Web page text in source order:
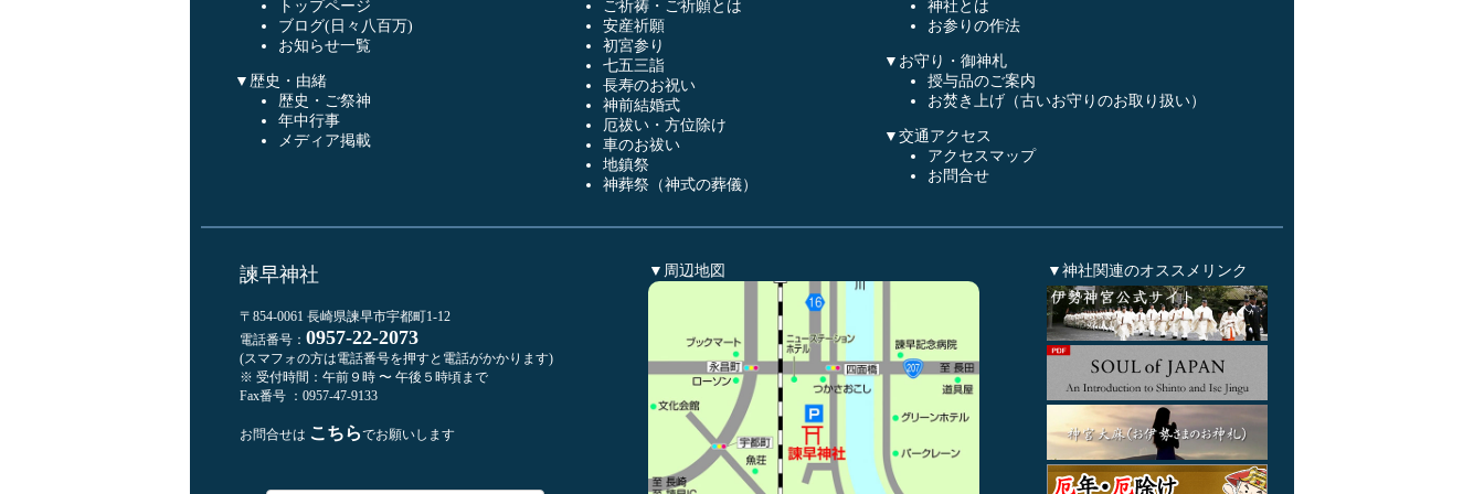
トップページ
ブログ(日々八百万)
お知らせ一覧
▼歴史・由緒
歴史・ご祭神
年中行事
メディア掲載
ご祈祷・ご祈願とは
安産祈願
初宮参り
七五三詣
長寿のお祝い
神前結婚式
厄祓い・方位除け
車のお祓い
地鎮祭
神葬祭（神式の葬儀）
神社とは
お参りの作法
▼お守り・御神札
授与品のご案内
お焚き上げ（古いお守りのお取り扱い）
▼交通アクセス
アクセスマップ
お問合せ
諫早神社
〒854-0061 長崎県諫早市宇都町1-12
電話番号： 0957-22-2073
(スマフォの方は電話番号を押すと電話がかかります)
※ 受付時間：午前９時 〜 午後５時頃まで
Fax番号 ：0957-47-9133
お問合せは こちらでお願いします
▼周辺地図 ▼神社関連のオススメリンク